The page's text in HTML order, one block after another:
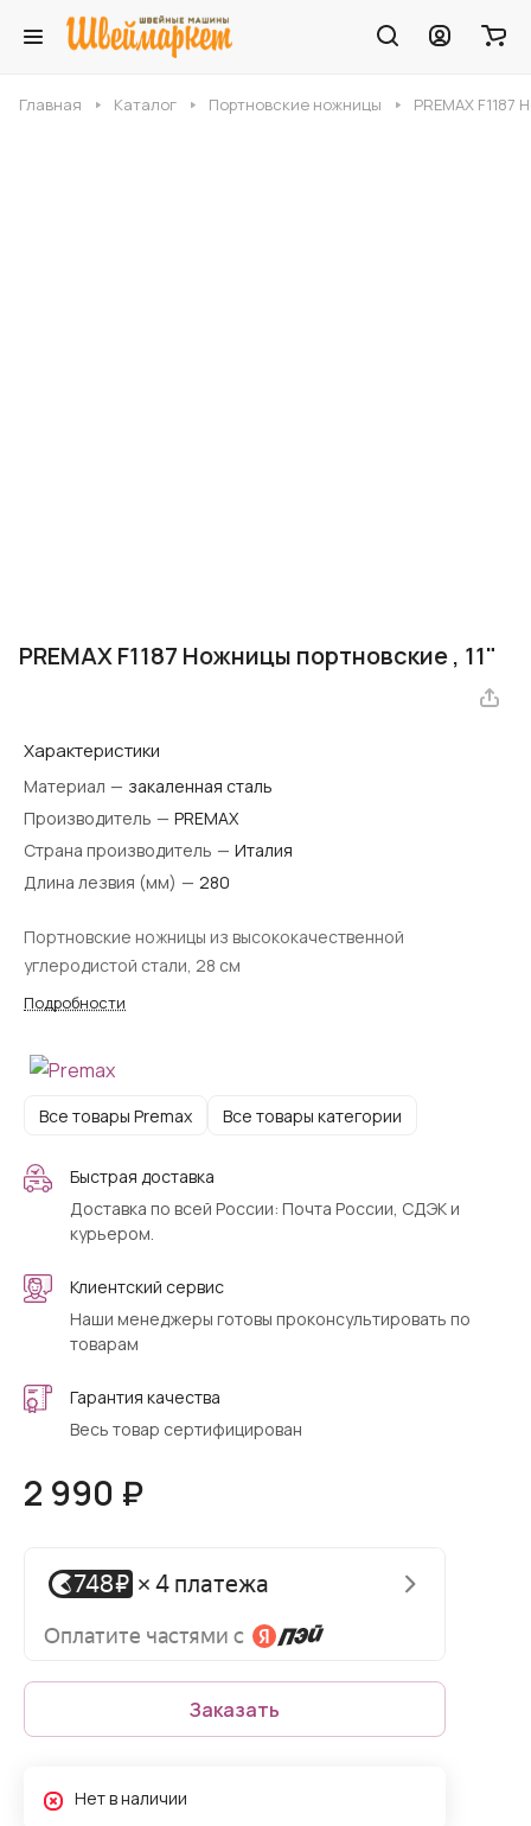
Главная Каталог Портновские ножницы PREMAX
PREMAX F1187 Ножницы портновские , 11"
Характеристики
Материал — закаленная сталь
Производитель — PREMAX
Страна производитель — Италия
Длина лезвия (мм) — 280
Портновские ножницы из высококачественной
углеродистой стали, 28 см
Подробности
Все товары Premax Все товары категории
Быстрая доставка
Доставка по всей России: Почта России, СДЭК и
курьером.
Клиентский сервис
Наши менеджеры готовы проконсультировать по
товарам
Гарантия качества
Весь товар сертифицирован
2 990 ₽
Заказать
Нет в наличии